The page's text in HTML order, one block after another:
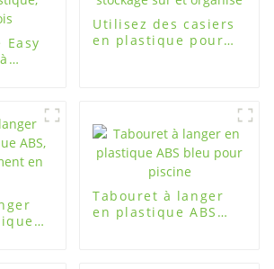
Utilisez des casiers
en plastique pour
Tabouret à langer
en plastique ABS